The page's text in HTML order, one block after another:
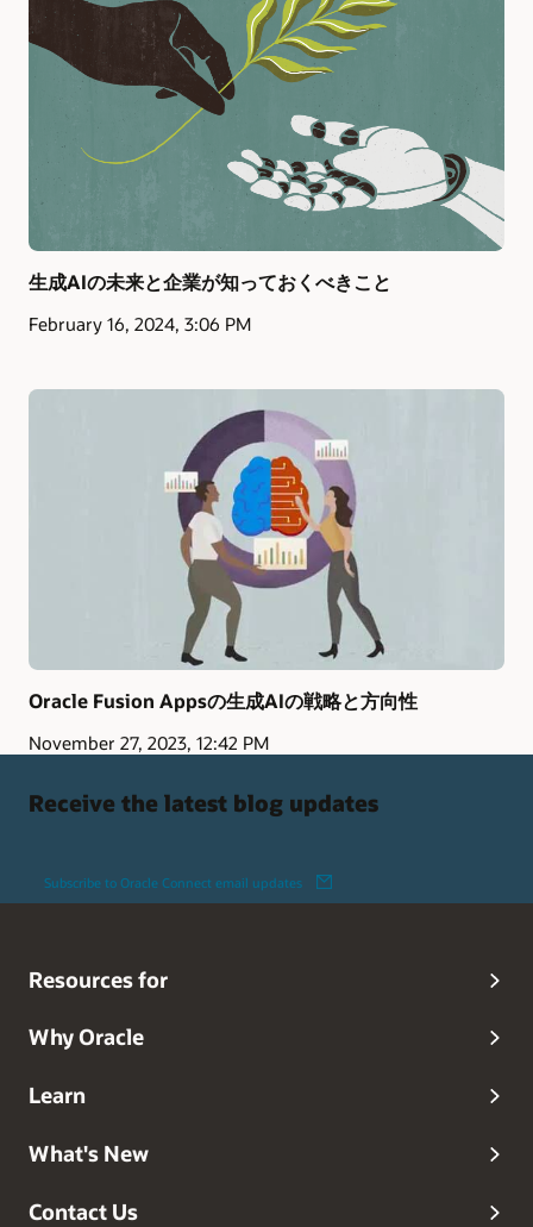
生成AIの未来と企業が知っておくべきこと
February 16, 2024, 3:06 PM
Oracle Fusion Appsの生成AIの戦略と方向性
November 27, 2023, 12:42 PM
Receive the latest blog updates
Subscribe to Oracle Connect email updates
Resources for
Why Oracle
Learn
What's New
Contact Us